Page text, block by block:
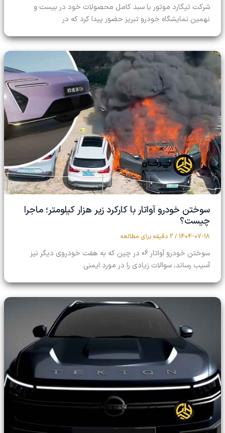
شرکت تیگارد موتور با سبد کامل محصولات خود در بیست و
نهمین نمایشگاه خودرو تبریز حضور پیدا کرد که در
سوختن خودرو آواتار با کارکرد زیر هزار کیلومتر؛ ماجرا
چیست؟
1404-07-18
/ 2 دقیقه برای مطالعه
سوختن خودرو آواتار 06 در چین که به هفت خودروی دیگر نیز
آسیب رساند، سوالات زیادی را در مورد ایمنی